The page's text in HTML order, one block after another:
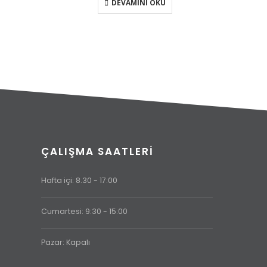
DEVAMINI OKU
ÇALIŞMA SAATLERI
Hafta içi: 8.30 - 17:00
Cumartesi: 9:30 - 15:00
Pazar: Kapalı